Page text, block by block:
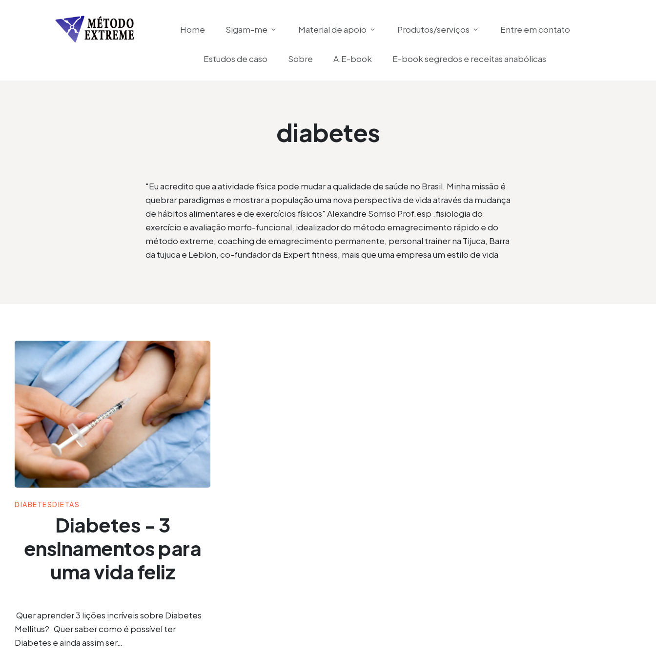
Home Sigam-me Material de apoio Produtos/serviços Entre em contato
Estudos de caso Sobre A.E-book E-book segredos e receitas anabólicas
diabetes
"Eu acredito que a atividade física pode mudar a qualidade de saúde no Brasil. Minha missão é
quebrar paradigmas e mostrar a população uma nova perspectiva de vida através da mudança
de hábitos alimentares e de exercícios físicos" Alexandre Sorriso Prof.esp .fisiologia do
exercício e avaliação morfo-funcional, idealizador do método emagrecimento rápido e do
método extreme, coaching de emagrecimento permanente, personal trainer na Tijuca, Barra
da tujuca e Leblon, co-fundador da Expert fitness, mais que uma empresa um estilo de vida
DIABETESDIETAS
Diabetes - 3
ensinamentos para
uma vida feliz
Quer aprender 3 lições incríveis sobre Diabetes
Mellitus? Quer saber como é possível ter
Diabetes e ainda assim ser…